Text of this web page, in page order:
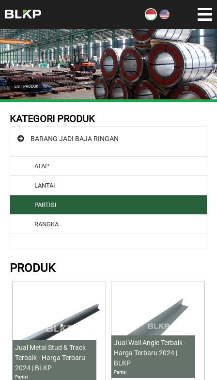
LIST PRODUK
KATEGORI PRODUK
BARANG JADI BAJA RINGAN
ATAP
LANTAI
PARTISI
RANGKA
PRODUK
Jual Metal Stud & Track
Terbaik - Harga Terbaru
2024 | BLKP
Partisi
Jual Wall Angle Terbaik -
Harga Terbaru 2024 |
BLKP
Partisi